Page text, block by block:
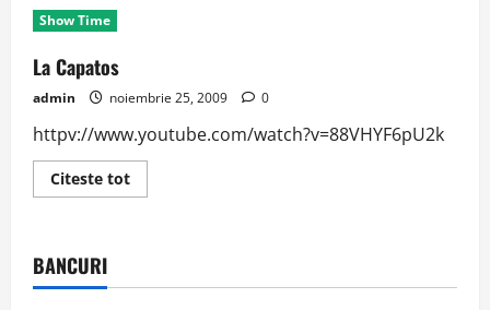
Antena
(part
2)
Show Time
La Capatos
admin noiembrie 25, 2009 0
httpv://www.youtube.com/watch?v=88VHYF6pU2k
Citeste totRead
more
BANCURI